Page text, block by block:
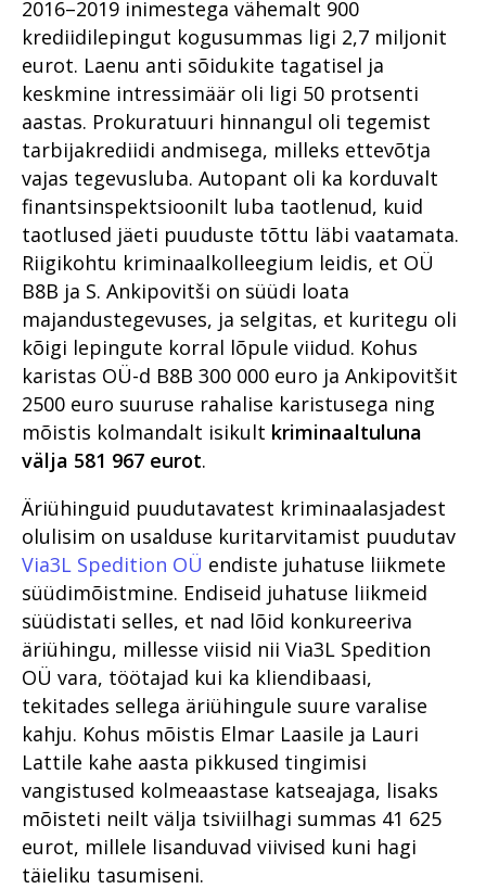
Viru ringkonnaprokuratuur
aastal 2022
Tugevatoimelised uimastid
Vahistamine ja
konfiskeerimine
Viru ringkonnaprokuratuur
aastal 2021
Mälestused Eurojusti tööst
2004–2019
2016–2019 inimestega vähemalt 900
krediidilepingut kogusummas ligi 2,7 miljonit
eurot. Laenu anti sõidukite tagatisel ja
keskmine intressimäär oli ligi 50 protsenti
aastas. Prokuratuuri hinnangul oli tegemist
tarbijakrediidi andmisega, milleks ettevõtja
vajas tegevusluba. Autopant oli ka korduvalt
finantsinspektsioonilt luba taotlenud, kuid
taotlused jäeti puuduste tõttu läbi vaatamata.
Riigikohtu kriminaalkolleegium leidis, et OÜ
B8B ja S. Ankipovitši on süüdi loata
majandustegevuses, ja selgitas, et kuritegu oli
kõigi lepingute korral lõpule viidud. Kohus
karistas OÜ-d B8B 300 000 euro ja Ankipovitšit
2500 euro suuruse rahalise karistusega ning
mõistis kolmandalt isikult kriminaaltuluna
välja 581 967 eurot.
Äriühinguid puudutavatest kriminaalasjadest
olulisim on usalduse kuritarvitamist puudutav
Via3L Spedition OÜ endiste juhatuse liikmete
süüdimõistmine. Endiseid juhatuse liikmeid
süüdistati selles, et nad lõid konkureeriva
äriühingu, millesse viisid nii Via3L Spedition
OÜ vara, töötajad kui ka kliendibaasi,
tekitades sellega äriühingule suure varalise
kahju. Kohus mõistis Elmar Laasile ja Lauri
Lattile kahe aasta pikkused tingimisi
vangistused kolmeaastase katseajaga, lisaks
mõisteti neilt välja tsiviilhagi summas 41 625
eurot, millele lisanduvad viivised kuni hagi
täieliku tasumiseni.